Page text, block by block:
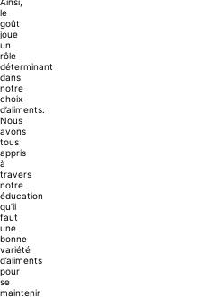
le
goût
joue
un
rôle
déterminant
dans
notre
choix
d’aliments.
Nous
avons
tous
appris
à
travers
notre
éducation
qu’il
faut
une
bonne
variété
d’aliments
pour
se
maintenir